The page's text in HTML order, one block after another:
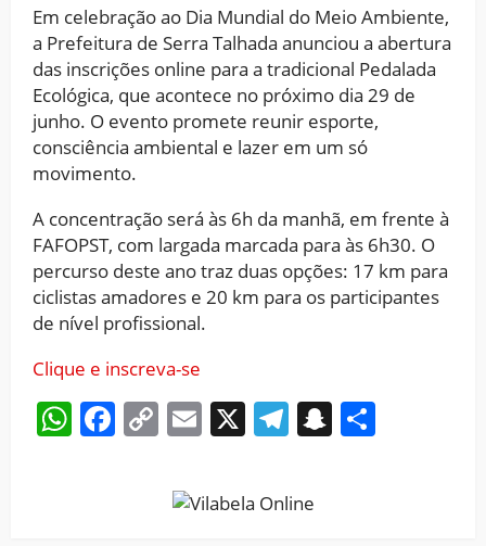
Em celebração ao Dia Mundial do Meio Ambiente,
a Prefeitura de Serra Talhada anunciou a abertura
das inscrições online para a tradicional Pedalada
Ecológica, que acontece no próximo dia 29 de
junho. O evento promete reunir esporte,
consciência ambiental e lazer em um só
movimento.
A concentração será às 6h da manhã, em frente à
FAFOPST, com largada marcada para às 6h30. O
percurso deste ano traz duas opções: 17 km para
ciclistas amadores e 20 km para os participantes
de nível profissional.
Clique e inscreva-se
WhatsApp
Facebook
CopyEmail
X Telegram
Snapchat